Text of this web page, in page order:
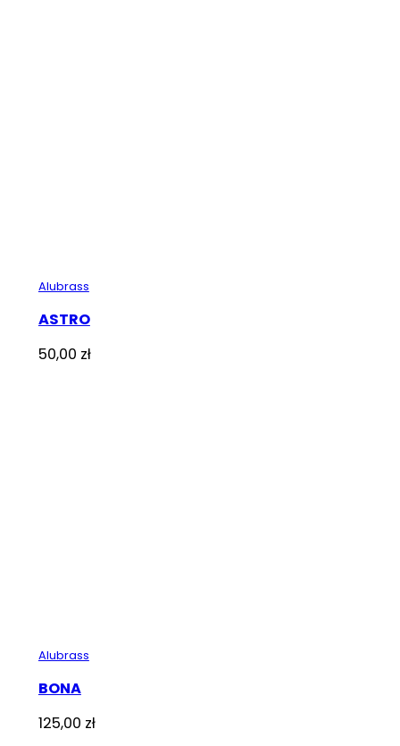
Alubrass
ASTRO
50,00 zł
Alubrass
BONA
125,00 zł